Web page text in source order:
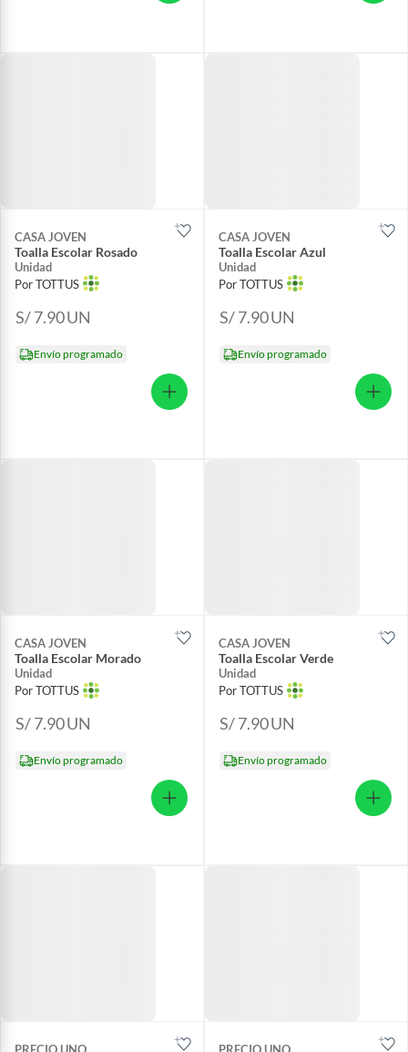
CASA JOVEN
Toalla Escolar Rosado
Unidad
Por TOTTUS
S/ 7.90UN
Envío programado
CASA JOVEN
Toalla Escolar Azul
Unidad
Por TOTTUS
S/ 7.90UN
Envío programado
CASA JOVEN
Toalla Escolar Morado
Unidad
Por TOTTUS
S/ 7.90UN
Envío programado
CASA JOVEN
Toalla Escolar Verde
Unidad
Por TOTTUS
S/ 7.90UN
Envío programado